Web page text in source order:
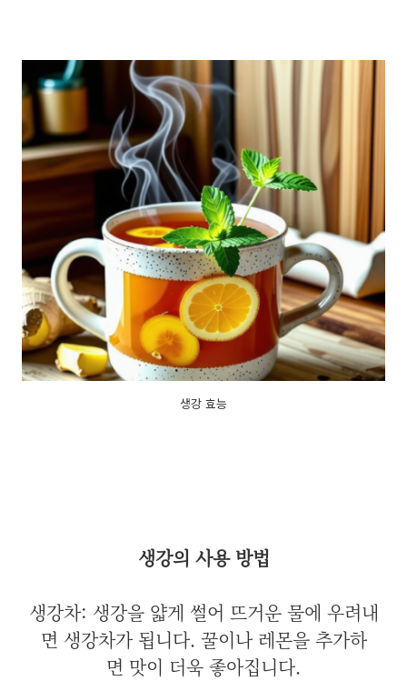
생강 효능
생강의 사용 방법
생강차: 생강을 얇게 썰어 뜨거운 물에 우려내
면 생강차가 됩니다. 꿀이나 레몬을 추가하
면 맛이 더욱 좋아집니다.